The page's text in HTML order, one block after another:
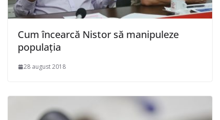
Cum încearcă Nistor să manipuleze
populația
28 august 2018